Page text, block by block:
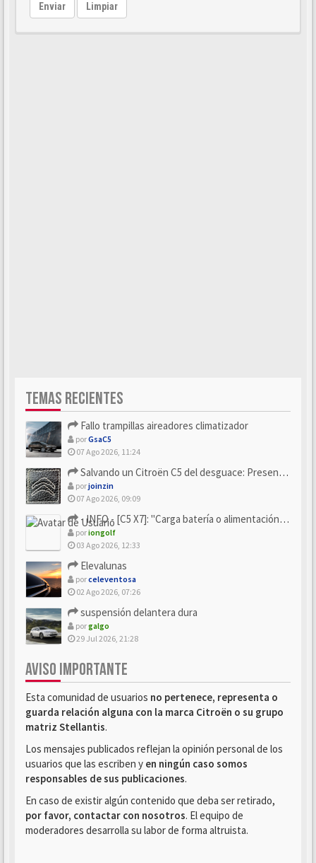
Enviar Limpiar
TEMAS RECIENTES
Fallo trampillas aireadores climatizador
porGsaC5
07 Ago 2026, 11:24
Salvando un Citroën C5 del desguace: Presentación y seguimiento
porjoinzin
07 Ago 2026, 09:09
- INFO - [C5 X7]: "Carga batería o alimentación eléctri...
poriongolf
03 Ago 2026, 12:33
Elevalunas
porceleventosa
02 Ago 2026, 07:26
suspensión delantera dura
porgalgo
29 Jul 2026, 21:28
AVISO IMPORTANTE
Esta comunidad de usuarios no pertenece, representa o
guarda relación alguna con la marca Citroën o su grupo
matriz Stellantis.
Los mensajes publicados reflejan la opinión personal de los
usuarios que las escriben y en ningún caso somos
responsables de sus publicaciones.
En caso de existir algún contenido que deba ser retirado,
por favor, contactar con nosotros. El equipo de
moderadores desarrolla su labor de forma altruista.